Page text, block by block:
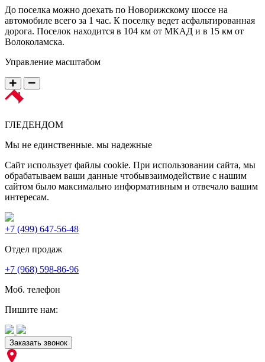
До поселка можно доехать по Новорижскому шоссе на
автомобиле всего за 1 час. К поселку ведет асфальтированная
дорога. Поселок находится в 104 км от МКАД и в 15 км от
Волоколамска.
Управление масштабом
ГЛЕДЕНДОМ
Мы не единственные. мы надежные
Сайт использует файлы cookie. При использовании сайта, мы
обрабатываем ваши данные чтобывзаимодействие с нашим
сайтом было максимально информативным и отвечало вашим
интересам.
+7 (499) 647-56-48
Отдел продаж
+7 (968) 598-86-96
Моб. телефон
Пишите нам:
Заказать звонок